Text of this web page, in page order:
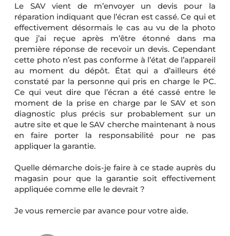
Le SAV vient de m’envoyer un devis pour la
réparation indiquant que l’écran est cassé. Ce qui et
effectivement désormais le cas au vu de la photo
que j’ai reçue après m’être étonné dans ma
première réponse de recevoir un devis. Cependant
cette photo n’est pas conforme à l’état de l’appareil
au moment du dépôt. État qui a d’ailleurs été
constaté par la personne qui pris en charge le PC.
Ce qui veut dire que l’écran a été cassé entre le
moment de la prise en charge par le SAV et son
diagnostic plus précis sur probablement sur un
autre site et que le SAV cherche maintenant à nous
en faire porter la responsabilité pour ne pas
appliquer la garantie.
Quelle démarche dois-je faire à ce stade auprès du
magasin pour que la garantie soit effectivement
appliquée comme elle le devrait ?
Je vous remercie par avance pour votre aide.